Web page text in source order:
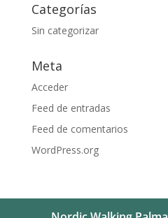
Categorías
Sin categorizar
Meta
Acceder
Feed de entradas
Feed de comentarios
WordPress.org